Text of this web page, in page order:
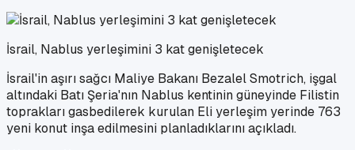
İsrail, Nablus yerleşimini 3 kat genişletecek
İsrail'in aşırı sağcı Maliye Bakanı Bezalel Smotrich, işgal
altındaki Batı Şeria'nın Nablus kentinin güneyinde Filistin
toprakları gasbedilerek kurulan Eli yerleşim yerinde 763
yeni konut inşa edilmesini planladıklarını açıkladı.